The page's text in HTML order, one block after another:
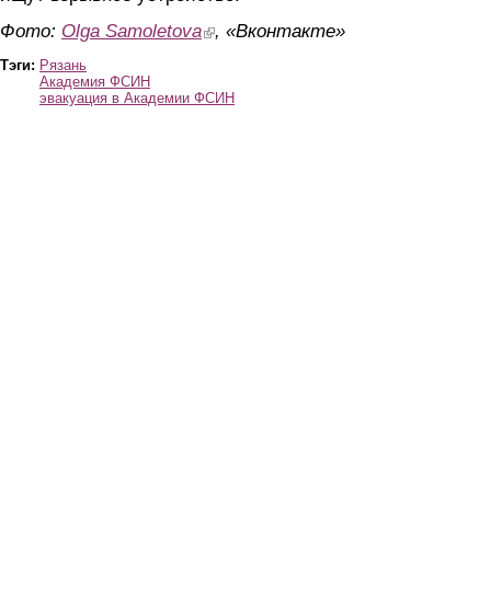
Фото: Olga Samoletova(link is external)
, «Вконтакте»
Тэги: Рязань
Академия ФСИН
эвакуация в Академии ФСИН